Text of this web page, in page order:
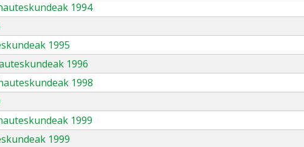
1994
1995
1996
1998
1999
1999